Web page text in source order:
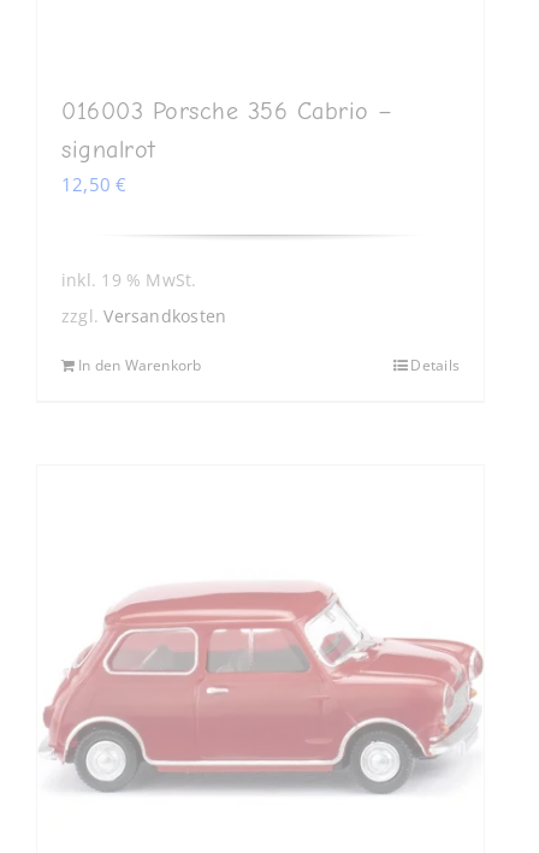
016003 Porsche 356 Cabrio –
signalrot
12,50€
inkl. 19 % MwSt.
zzgl.Versandkosten
In den Warenkorb Details